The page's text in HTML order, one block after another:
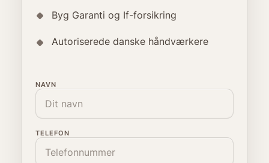
Byg Garanti og If-forsikring
Autoriserede danske håndværkere
NAVN
TELEFON